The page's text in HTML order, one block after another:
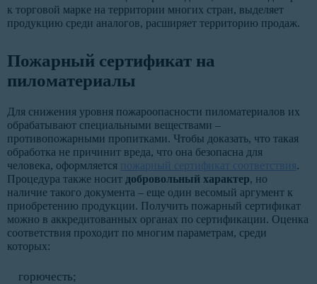
к торговой марке на территории многих стран, выделяет
продукцию среди аналогов, расширяет территорию продаж.
Пожарный сертификат на
пиломатериалы
Для снижения уровня пожароопасности пиломатериалов их
обрабатывают специальными веществами –
противопожарными пропитками. Чтобы доказать, что такая
обработка не причинит вреда, что она безопасна для
человека, оформляется пожарный сертификат соответствия.
Процедура также носит добровольный характер, но
наличие такого документа – еще один весомый аргумент к
приобретению продукции. Получить пожарный сертификат
можно в аккредитованных органах по сертификации. Оценка
соответствия проходит по многим параметрам, среди
которых:
горючесть;